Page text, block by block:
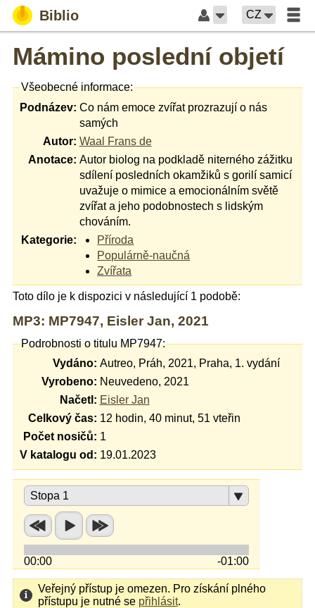
Biblio CZ
Mámino poslední objetí
Všeobecné informace:
Podnázev: Co nám emoce zvířat prozrazují o nás
samých
Autor: Waal Frans de
Anotace: Autor biolog na podkladě niterného zážitku
sdílení posledních okamžiků s gorilí samicí
uvažuje o mimice a emocionálním světě
zvířat a jeho podobnostech s lidským
chováním.
Kategorie:
Příroda
Populárně-naučná
Zvířata
Toto dílo je k dispozici v následující 1 podobě:
MP3: MP7947, Eisler Jan, 2021
Podrobnosti o titulu MP7947:
Vydáno: Autreo, Práh, 2021, Praha, 1. vydání
Vyrobeno: Neuvedeno, 2021
Načetl: Eisler Jan
Celkový čas: 12 hodin, 40 minut, 51 vteřin
Počet nosičů: 1
V katalogu od: 19.01.2023
Stopa 1
00:00 -01:00
Veřejný přístup je omezen. Pro získání plného
přístupu je nutné se přihlásit.